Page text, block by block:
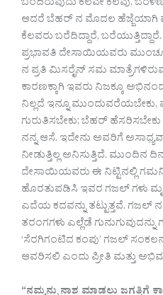
ಬಂದಿರುವುದು ಕೆಲವೇ ಕೆಲವು,
ಆದರೆ ಬೆಹರ್ ನ ಮೊದಲ ಹೆಜ್ಜೆಯಾಗಿ
ಕೆಲವರು ಬರೆದಿದ್ದಾರೆ,
ಪ್ರಭಾವತಿ ದೇಸಾಯಿಯವರು
ನ ಪ್ರತಿ ಮಿಸರೈನ್ ಸಮ
ಕಾರಣಕ್ಕಾಗಿ ಇವರು ನಿಜಕ್ಕೂ
ನಿಲ್ಲದೆ ಇನ್ನೂ ಮುಂದುವರೆಯಬೇಕು,
ಗುರುತಿಸಬೇಕು; ಬೆಹರ್
ನನ್ನ ಆಸೆ. ಇದೇನು ಅವರಿಗೆ
ನೀಡುತ್ತಿಲ್ಲ ಅನಿಸುತ್ತಿದೆ. ಮುಂದಿನ
ದೇಸಾಯಿಯವರು ಈ ನಿಟ್ಟಿನಲ್ಲಿ
ಹೊರತುಪಡಿಸಿ ಇವರ ಗಜಲ್ ಗಳು
ಎದೆಯ ಕದವನ್ನು ತಟ್ಟುತ್ತವೆ. ಗಜಲ್
ತರಂಗಗಳು ಎಲ್ಲೆಡೆ
‘ಸೆರಗಿಗಂಟಿದ ಕಂಪು’ ಗಜಲ್
ಆವರಿಸಲಿ ಎಂದು ಪ್ರೀತಿ ಮತ್ತು